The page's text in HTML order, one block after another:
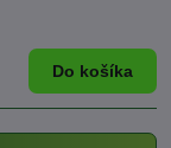
Do košíka